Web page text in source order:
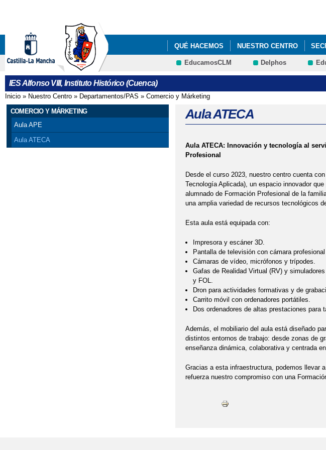
QUÉ HACEMOS NUESTRO CENTRO
EducamosCLM Delphos
IES Alfonso VIII, Instituto Histórico (Cuenca)
Se encuentra usted aquí
Inicio » Nuestro Centro » Departamentos/PAS » Comercio y Márketing
COMERCIO Y MÁRKETING
Aula APE
Aula ATECA
Aula ATECA
Aula ATECA: Innovación y tecnología al
Profesional
Desde el curso 2023, nuestro centro cuenta
Tecnología Aplicada), un espacio innovador
alumnado de Formación Profesional de la
una amplia variedad de recursos tecnológicos
Esta aula está equipada con:
Impresora y escáner 3D.
Pantalla de televisión con cámara
Cámaras de vídeo, micrófonos y trípodes.
Gafas de Realidad Virtual (RV) y
y FOL.
Dron para actividades formativas y de
Carrito móvil con ordenadores portátiles.
Dos ordenadores de altas prestaciones
Además, el mobiliario del aula está diseñado
distintos entornos de trabajo: desde zonas de
enseñanza dinámica, colaborativa y centrada
Gracias a esta infraestructura, podemos llevar
refuerza nuestro compromiso con una